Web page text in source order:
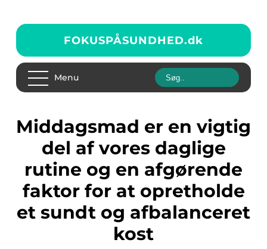
FOKUSPÅSUNDHED.dk
Menu
Middagsmad er en vigtig
del af vores daglige
rutine og en afgørende
faktor for at opretholde
et sundt og afbalanceret
kost